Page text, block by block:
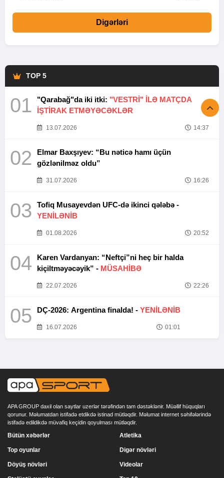
Digərləri
TOP 5
01 "Qarabağ"da iki itki: "VESTRİ" İLƏ MATÇDA
İŞTİRAK ETMƏYƏCƏKLƏR
13.07.2026 14:37
02
Elmar Baxşıyev: “Bu nəticə hamı üçün
gözlənilməz oldu”
31.07.2026 16:26
03
Tofiq Musayevdən UFC-də ikinci qələbə -
YENİLƏNİB
01.08.2026 20:52
04
Karen Vardanyan: “Neftçi”ni heç bir halda
kiçiltməyəcəyik” - MÜSAHİBƏ
22.07.2026 22:26
05 DÇ-2026: Argentina finalda! - YENİLƏNİB
16.07.2026 01:01
APA GROUP daxil olan saytlar uzerlər tərəfindən tam dəstəklənir. Müəllif hüquqları
qorunur. Məlumatdan istifadə etdikdə istinad mütləqdir. Məlumat internet səhifələrində
istifadə edildikdə müvafiq keçidin qoyulması mütləqdir.
Bütün xəbərlər
Top oyunlar
Döyüş növləri
Atletika
Digər növləri
Videolar